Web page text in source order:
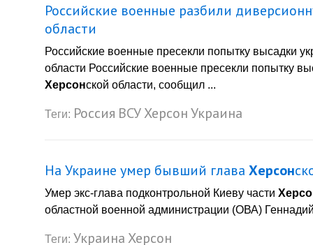
Российские военные разбили
области
Российские военные пресекли попытку высадки
области Российские военные пресекли попытку
Херсонской области, сообщил ...
Теги: Россия ВСУХерсонУкраина
На Украине умер бывший глава Херсон
Умер экс-глава подконтрольной Киеву части
областной военной администрации (ОВА)
Теги: Украина Херсон